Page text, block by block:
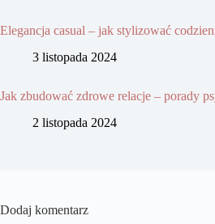
Elegancja casual – jak stylizować
3 listopada 2024
Jak zbudować zdrowe relacje – porady
2 listopada 2024
Dodaj komentarz